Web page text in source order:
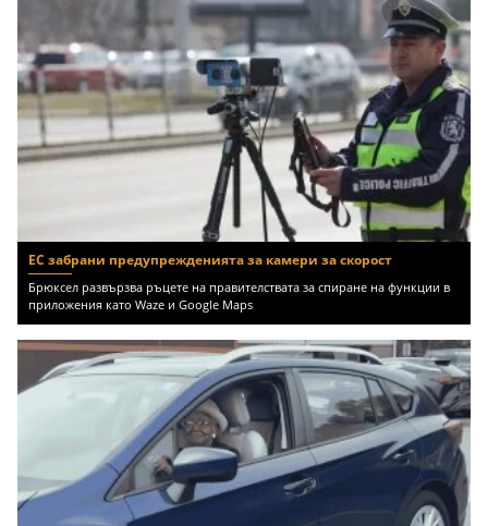
ЕС забрани предупрежденията за камери за скорост
Брюксел развързва ръцете на правителствата за спиране на функции в
приложения като Waze и Google Maps